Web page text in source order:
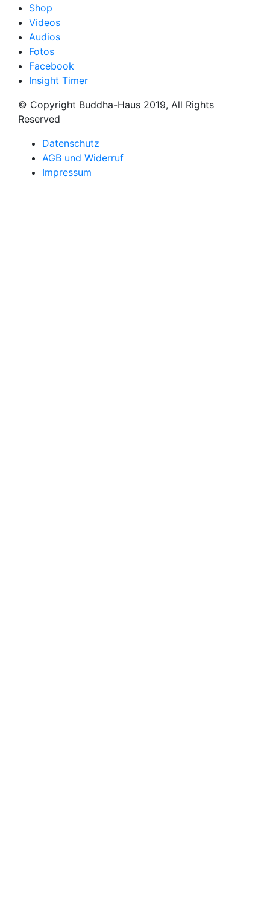
Shop
Videos
Audios
Fotos
Facebook
Insight Timer
© Copyright Buddha-Haus 2019, All Rights
Reserved
Datenschutz
AGB und Widerruf
Impressum